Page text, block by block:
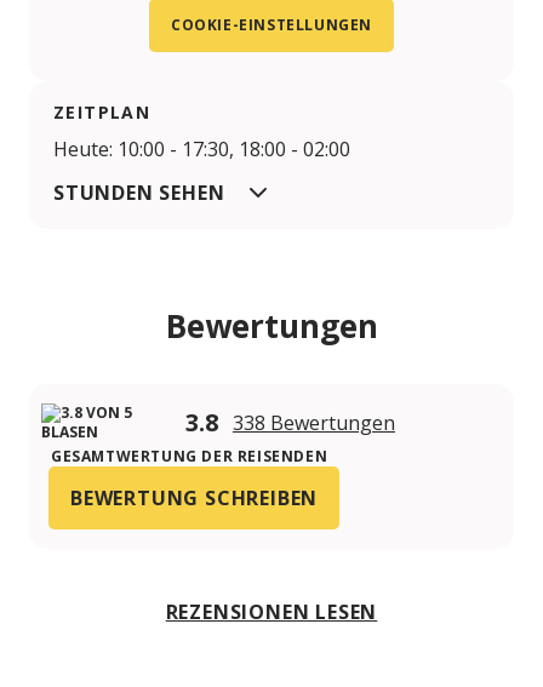
COOKIE-EINSTELLUNGEN
ZEITPLAN
Heute: 10:00 - 17:30, 18:00 - 02:00
STUNDEN SEHEN
Bewertungen
3.8 338 Bewertungen
GESAMTWERTUNG DER REISENDEN
BEWERTUNG SCHREIBEN
REZENSIONEN LESEN